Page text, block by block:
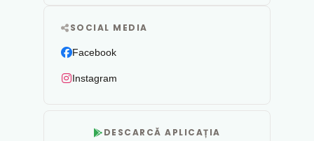
SOCIAL MEDIA
Facebook
Instagram
DESCARCĂ APLICAȚIA